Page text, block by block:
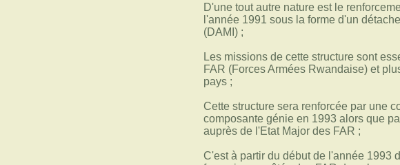
D'une tout autre nature est le
l'année 1991 sous la forme d'un
(DAMI) ;
Les missions de cette structure sont
FAR (Forces Armées Rwandaise) et
pays ;
Cette structure sera renforcée par une
composante génie en 1993 alors que
auprès de l'Etat Major des FAR ;
C'est à partir du début de l'année 1993